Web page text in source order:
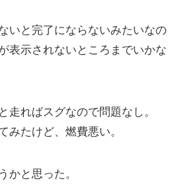
いと完了にならないみたいなの
表示されないところまでいかな
走ればスグなので問題なし。
みたけど、燃費悪い。
かと思った。